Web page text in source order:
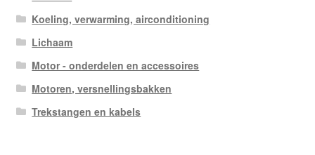
Koeling, verwarming, airconditioning
Lichaam
Motor - onderdelen en accessoires
Motoren, versnellingsbakken
Trekstangen en kabels